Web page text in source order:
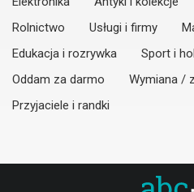
Rolnictwo
Usługi i firmy
Edukacja i rozrywka
Sport i
Oddam za darmo
Wymiana /
Przyjaciele i randki